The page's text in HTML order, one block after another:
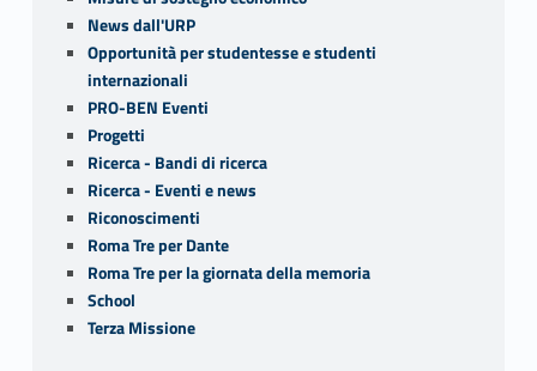
News dall'URP
Opportunità per studentesse e studenti
internazionali
PRO-BEN Eventi
Progetti
Ricerca - Bandi di ricerca
Ricerca - Eventi e news
Riconoscimenti
Roma Tre per Dante
Roma Tre per la giornata della memoria
School
Terza Missione